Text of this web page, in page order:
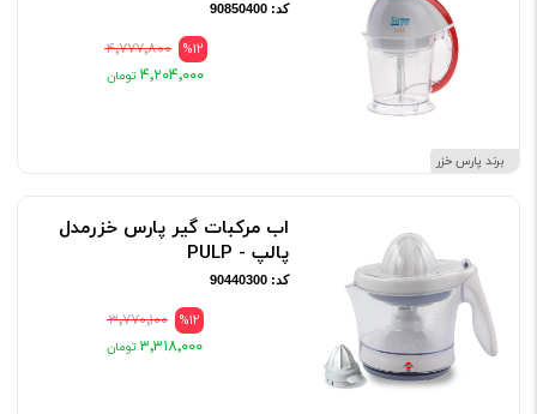
برند پارس خزر
کد: 90850400
%12 ۴٬۷۷۷٬۸۰۰
۴٬۲۰۴٬۰۰۰
اب مرکبات گیر پارس خزرمدل
پالپ - PULP
کد: 90440300
%12 ۳٬۷۷۰٬۱۰۰
۳٬۳۱۸٬۰۰۰